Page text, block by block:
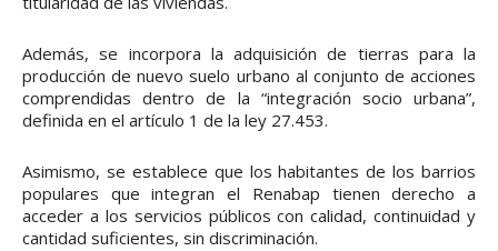
Además, se incorpora la adquisición de tierras para la
producción de nuevo suelo urbano al conjunto de acciones
comprendidas dentro de la “integración socio urbana”,
definida en el artículo 1 de la ley 27.453.
Asimismo, se establece que los habitantes de los barrios
populares que integran el Renabap tienen derecho a
acceder a los servicios públicos con calidad, continuidad y
cantidad suficientes, sin discriminación.